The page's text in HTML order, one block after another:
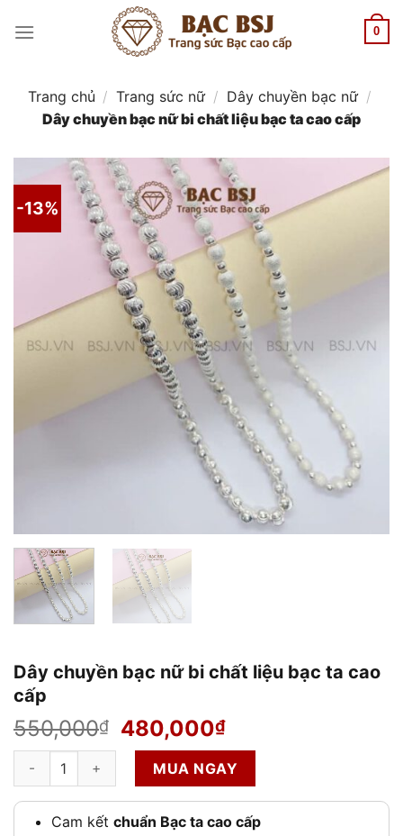
đến
0
Trang chủ / Trang sức nữ / Dây chuyền bạc nữ /
Dây chuyền bạc nữ bi chất liệu bạc ta cao cấp
-13%
Dây chuyền bạc nữ bi chất liệu bạc ta cao
cấp
550,000₫
Giá
gốc
550,000₫.
480,000₫Giá
hiện
tại
là:
480,000₫.
Dây chuyền bạc nữ bi chất liệu bạc ta cao cấp số lượng
MUA NGAY
Cam kết chuẩn Bạc ta cao cấp